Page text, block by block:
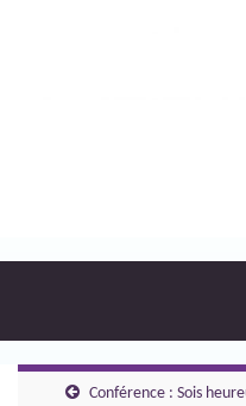
Conférence : Sois